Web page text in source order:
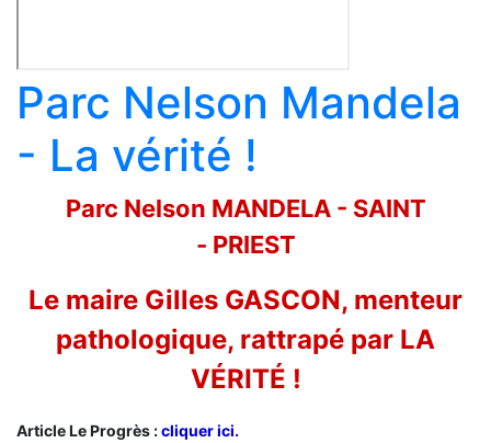
Parc Nelson Mandela
- La vérité !
Parc Nelson MANDELA - SAINT
- PRIEST
Le maire Gilles GASCON, menteur
pathologique, rattrapé par LA
VÉRITÉ !
Article Le Progrès :cliquer ici.